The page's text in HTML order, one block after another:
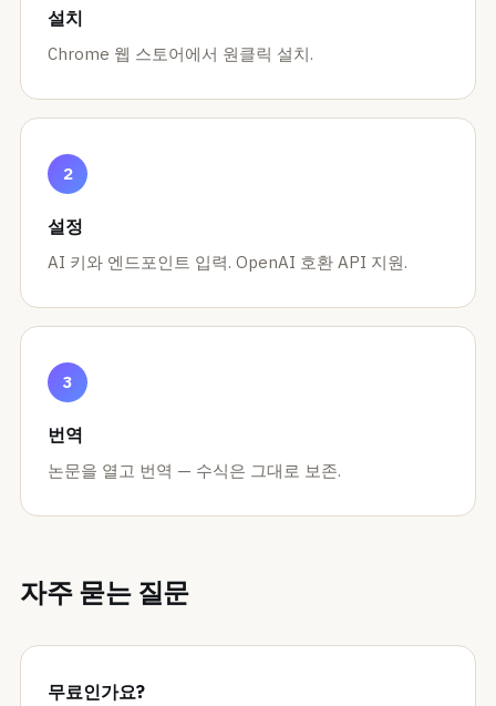
설치
Chrome 웹 스토어에서 원클릭 설치.
설정
AI 키와 엔드포인트 입력. OpenAI 호환 API 지원.
번역
논문을 열고 번역 — 수식은 그대로 보존.
자주 묻는 질문
무료인가요?